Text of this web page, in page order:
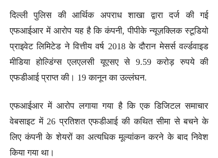
दिल्ली पुलिस की आर्थिक अपराध शाखा द्वारा दर्ज की गई
एफआईआर में आरोप यह है कि कंपनी, पीपीके न्यूज़क्लिक स्टूडियो
प्राइवेट लिमिटेड ने वित्तीय वर्ष 2018 के दौरान मेसर्स वर्ल्डवाइड
मीडिया होल्डिंग्स एलएलसी यूएसए से 9.59 करोड़ रुपये की
एफडीआई प्राप्त की। 19 कानून का उल्लंघन.
एफआईआर में आरोप लगाया गया है कि एक डिजिटल समाचार
वेबसाइट में 26 प्रतिशत एफडीआई की कथित सीमा से बचने के
लिए कंपनी के शेयरों का अत्यधिक मूल्यांकन करने के बाद निवेश
किया गया था।